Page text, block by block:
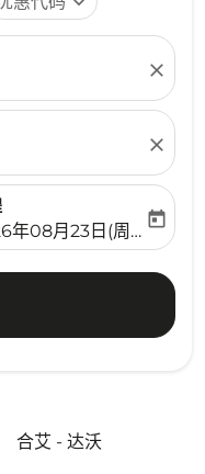
close
close
labelreturn-date-
年08月23日(周日)
today
合艾 - 达沃